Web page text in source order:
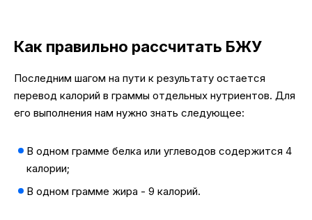
Как правильно рассчитать БЖУ
Последним шагом на пути к результату остается
перевод калорий в граммы отдельных нутриентов. Для
его выполнения нам нужно знать следующее:
В одном грамме белка или углеводов содержится 4
калории;
В одном грамме жира - 9 калорий.